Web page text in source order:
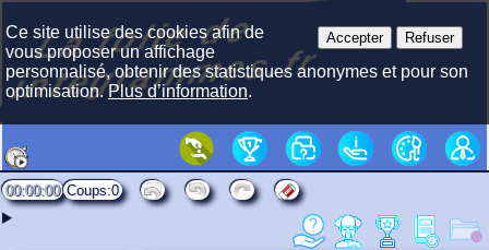
La f
olie
de
i
nte
gra
m
mes.fr
00:00:00 0
Accepter Refuser
Ce site utilise des cookies afin de
vous proposer un affichage
personnalisé, obtenir des statistiques anonymes et pour son
optimisation.Plus d’information.